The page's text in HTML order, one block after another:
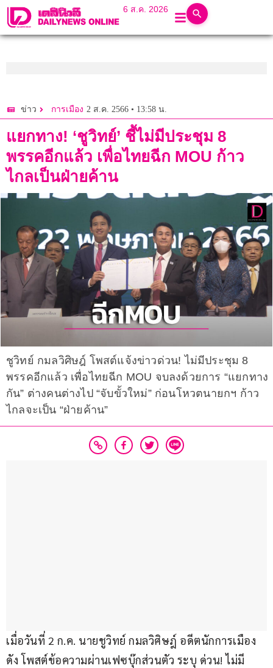
6 ส.ค. 2026
ข่าว การเมือง 2 ส.ค. 2566 • 13:58 น.
แยกทาง! ‘ชูวิทย์’ ชี้ไม่มีประชุม 8
พรรคอีกแล้ว เพื่อไทยฉีก MOU ก้าว
ไกลเป็นฝ่ายค้าน
ชูวิทย์ กมลวิศิษฎ์ โพสต์แจ้งข่าวด่วน! ไม่มีประชุม 8
พรรคอีกแล้ว เพื่อไทยฉีก MOU จบลงด้วยการ “แยกทาง
กัน” ต่างคนต่างไป “จับขั้วใหม่” ก่อนโหวตนายกฯ ก้าว
ไกลจะเป็น “ฝ่ายค้าน”
เมื่อวันที่ 2 ก.ค. นายชูวิทย์ กมลวิศิษฎ์ อดีตนักการเมือง
ดัง โพสต์ข้อความผ่านเฟซบุ๊กส่วนตัว ระบุ ด่วน! ไม่มี